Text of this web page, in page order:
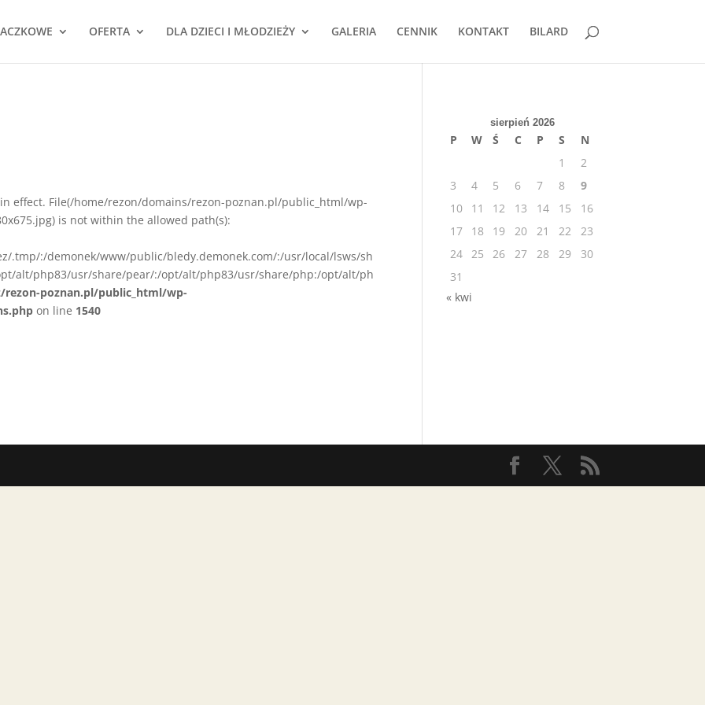
OFERTA DLA DZIECI I MŁODZIEŻY GALERIA CENNIK KONTAKT BILARD
effect. File(/home/rezon/domains/rezon-poznan.pl/public_html/wp-
is not within the allowed path(s):
.tmp/:/demonek/www/public/bledy.demonek.com/:/usr/local/lsws/sh
alt/php83/usr/share/pear/:/opt/alt/php83/usr/share/php:/opt/alt/ph
poznan.pl/public_html/wp-
on line 1540
sierpień 2026
P W Ś C P S
N
1
2
3
4 5 6 7 8
9
10
11 12 13 14 15
16
17
18 19 20 21 22
23
24 25 26 27 28 29
30
31
« kwi